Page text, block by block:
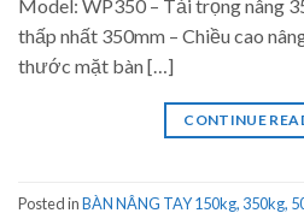
Model: WP350 – Tải trọng nâng
thấp nhất 350mm – Chiều cao
thước mặt bàn […]
CONTINUE
Posted inBÀN NÂNG TAY 150kg, 350kg,